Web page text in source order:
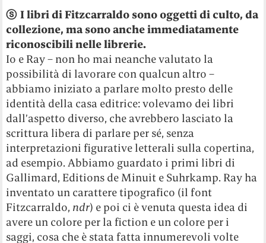
ⓢ I libri di Fitzcarraldo sono oggetti di culto, da
collezione, ma sono anche immediatamente
riconoscibili nelle librerie.
Io e Ray – non ho mai neanche valutato la
possibilità di lavorare con qualcun altro –
abbiamo iniziato a parlare molto presto delle
identità della casa editrice: volevamo dei libri
dall’aspetto diverso, che avrebbero lasciato la
scrittura libera di parlare per sé, senza
interpretazioni figurative letterali sulla copertina,
ad esempio. Abbiamo guardato i primi libri di
Gallimard, Editions de Minuit e Suhrkamp. Ray ha
inventato un carattere tipografico (il font
Fitzcarraldo, ndr) e poi ci è venuta questa idea di
avere un colore per la fiction e un colore per i
saggi, cosa che è stata fatta innumerevoli volte